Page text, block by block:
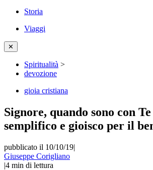
Storia
Viaggi
✕
Spiritualità >
devozione
gioia cristiana
Signore, quando sono con
semplifico e gioisco per il
pubblicato il 10/10/19|
Giuseppe Corigliano
|4 min di lettura